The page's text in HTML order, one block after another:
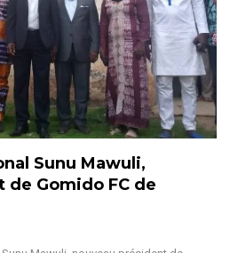
Sunu Mawuli,
Gomido FC de